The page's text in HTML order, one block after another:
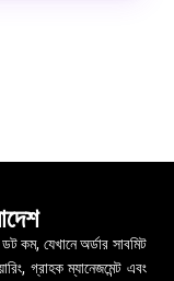
ডট কম, যেখানে অর্ডার সাবমিট
গ্রাহক ম্যানেজমেন্ট এবং